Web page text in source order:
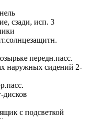
сзади, исп. 3
передн.пасс.
наружных сидений 2-
дисков
с подсветкой